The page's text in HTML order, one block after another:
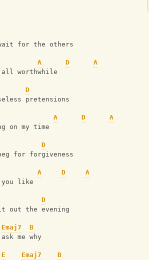
for the others
A D
A
worthwhile
D
pretensions
A D
A
on my time
D
for forgiveness
A D
A
you like
D
out the evening
Emaj7
B
me why
E Emaj7
B